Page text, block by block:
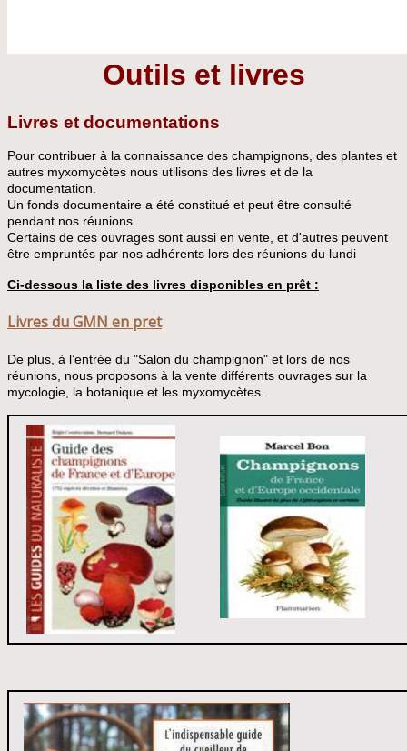
Outils et livres
Livres et documentations
Pour contribuer à la connaissance des champignons, des plantes et
autres myxomycètes nous utilisons des livres et de la
documentation.
Un fonds documentaire a été constitué et peut être consulté
pendant nos réunions.
Certains de ces ouvrages sont aussi en vente, et d'autres peuvent
être empruntés par nos adhérents lors des réunions du lundi
Ci-dessous la liste des livres disponibles en prêt :
Livres du GMN en pret
De plus, à l’entrée du "Salon du champignon" et lors de nos
réunions, nous proposons à la vente différents ouvrages sur la
mycologie, la botanique et les myxomycètes.